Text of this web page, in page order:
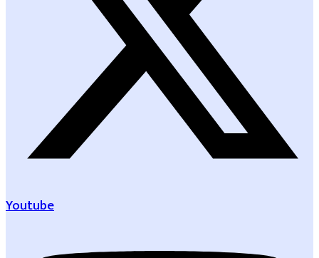
Youtube